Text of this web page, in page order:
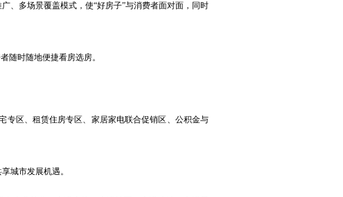
、多场景覆盖模式，使“好房子”与消费者面对面，同时
随时随地便捷看房选房。
专区、租赁住房专区、家居家电联合促销区、公积金与
城市发展机遇。